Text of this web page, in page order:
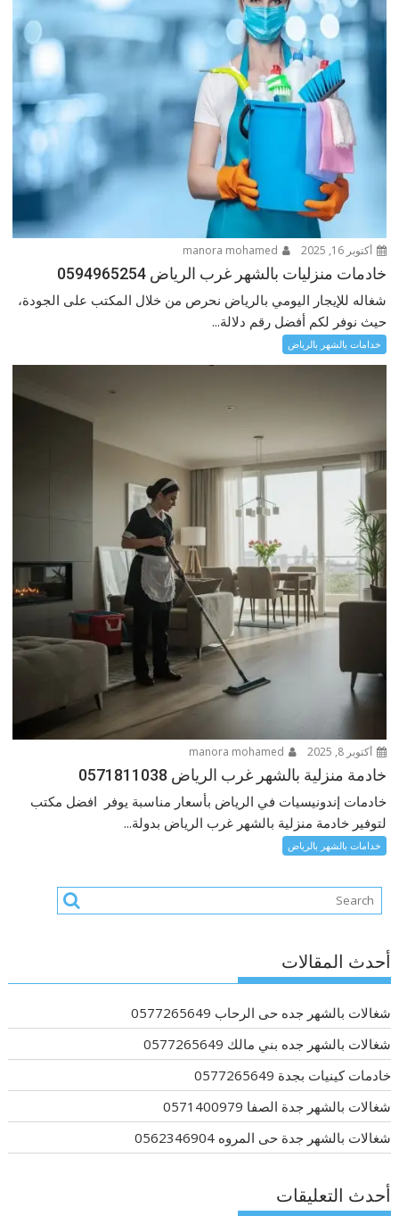
أكتوبر 16, 2025
خادمات منزليات بالشهر غرب الرياض 0594965254
شغاله للإيجار اليومي بالرياض نحرص من خلال المكتب على الجودة،
حيث نوفر لكم أفضل رقم دلالة...
خدامات بالشهر بالرياض
أكتوبر 8, 2025
خادمة منزلية بالشهر غرب الرياض 0571811038
خادمات إندونيسيات في الرياض بأسعار مناسبة يوفر افضل مكتب
لتوفير خادمة منزلية بالشهر غرب الرياض بدولة...
خدامات بالشهر بالرياض
أحدث المقالات
شغالات بالشهر جده حى الرحاب 0577265649
شغالات بالشهر جده بني مالك 0577265649
خادمات كينيات بجدة 0577265649
شغالات بالشهر جدة الصفا 0571400979
شغالات بالشهر جدة حى المروه 0562346904
أحدث التعليقات